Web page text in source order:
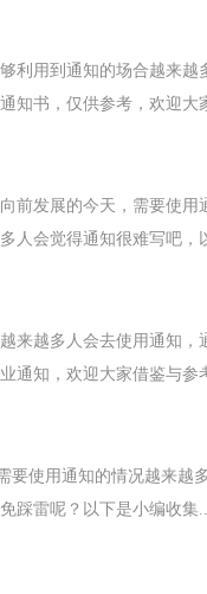
利用到通知的场合越来
知书，仅供参考，欢迎大
前发展的今天，需要使
人会觉得通知很难写吧，
来越多人会去使用通知
通知，欢迎大家借鉴与参
要使用通知的情况越来越
踩雷呢？以下是小编收集